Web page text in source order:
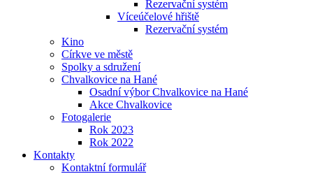
Rezervační systém
Víceúčelové hřiště
Rezervační systém
Kino
Církve ve městě
Spolky a sdružení
Chvalkovice na Hané
Osadní výbor Chvalkovice na Hané
Akce Chvalkovice
Fotogalerie
Rok 2023
Rok 2022
Kontakty
Kontaktní formulář